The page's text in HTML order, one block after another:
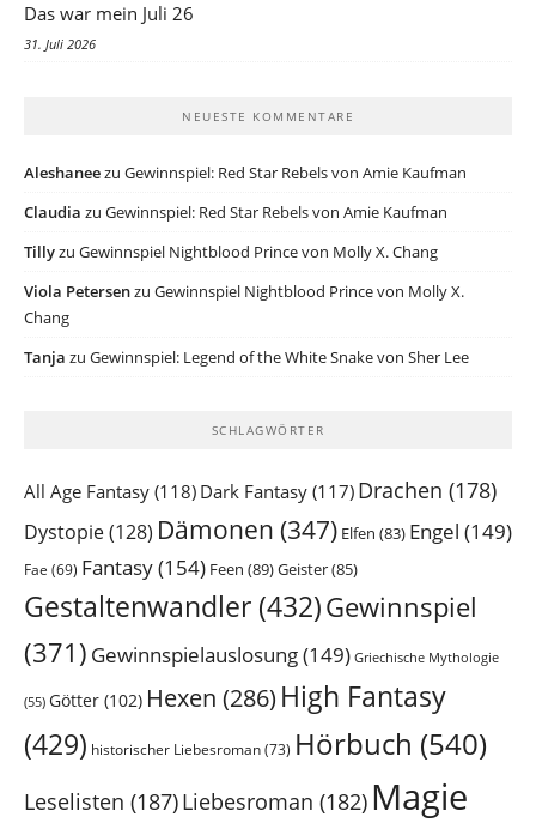
Das war mein Juli 26
31. Juli 2026
NEUESTE KOMMENTARE
Aleshaneezu Gewinnspiel: Red Star Rebels von Amie Kaufman
Claudia zu Gewinnspiel: Red Star Rebels von Amie Kaufman
Tillyzu Gewinnspiel Nightblood Prince von Molly X. Chang
Viola Petersenzu Gewinnspiel Nightblood Prince von Molly X.
Chang
Tanja zu Gewinnspiel: Legend of the White Snake von Sher Lee
SCHLAGWÖRTER
All Age Fantasy (118) Dark Fantasy (117) Drachen (178)
Dystopie(128) Dämonen (347) Elfen (83) Engel (149)
Fae (69) Fantasy(154) Feen (89)Geister(85)
Gestaltenwandler (432)Gewinnspiel
(371) Gewinnspielauslosung(149) Griechische Mythologie
(55) Götter (102) Hexen (286) High Fantasy
(429) historischer Liebesroman(73) Hörbuch (540)
Leselisten (187)Liebesroman (182) Magie